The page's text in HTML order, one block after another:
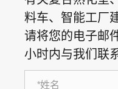
料车、智能工厂
请将您的电子邮
小时内与我们联